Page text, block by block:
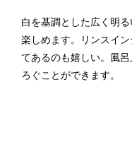
白を基調とした広く明
楽しめます。リンスイ
てあるのも嬉しい。風
ろぐことができます。